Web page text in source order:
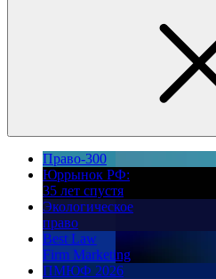
Право-300
Юррынок РФ:
35 лет спустя
Экологическое
право
Best Law
Firm Marketing
ПМЮФ 2026